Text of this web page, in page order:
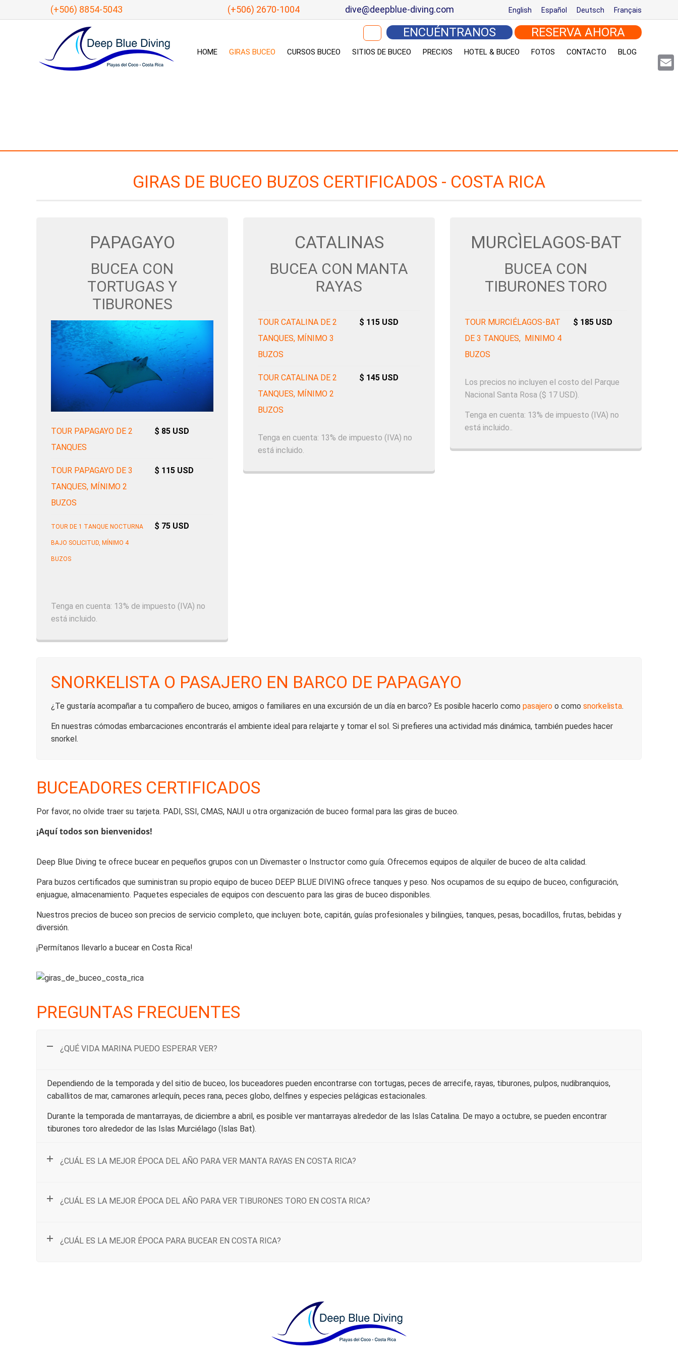
(+506) 8854-5043 (+506) 2670-1004 dive@deepblue-diving.com English Español Deutsch Français
Buscar: ENCUÉNTRANOS RESERVA AHORA
HOME GIRAS BUCEO CURSOS BUCEO SITIOS DE BUCEO PRECIOS HOTEL & BUCEO FOTOS CONTACTO BLOG
GIRAS DE BUCEO BUZOS CERTIFICADOS - COSTA RICA
PAPAGAYO
BUCEA CON
TORTUGAS Y
TIBURONES
TOUR PAPAGAYO DE 2
TANQUES
$ 85 USD
TOUR PAPAGAYO DE 3
TANQUES, MÍNIMO 2
BUZOS
$ 115 USD
TOUR DE 1 TANQUE NOCTURNA
BAJO SOLICITUD, MÍNIMO 4
BUZOS
$ 75 USD
Tenga en cuenta: 13% de impuesto (IVA) no
está incluido.
CATALINAS
BUCEA CON MANTA
RAYAS
TOUR CATALINA DE 2
TANQUES, MÍNIMO 3
BUZOS
$ 115 USD
TOUR CATALINA DE 2
TANQUES, MÍNIMO 2
BUZOS
$ 145 USD
Tenga en cuenta: 13% de impuesto (IVA) no
está incluido.
MURCÌELAGOS-BAT
BUCEA CON
TIBURONES TORO
TOUR MURCIÉLAGOS-BAT
DE 3 TANQUES, MINIMO 4
BUZOS
$ 185 USD
Los precios no incluyen el costo del Parque
Nacional Santa Rosa ($ 17 USD).
Tenga en cuenta: 13% de impuesto (IVA) no
está incluido..
SNORKELISTA O PASAJERO EN BARCO DE PAPAGAYO
¿Te gustaría acompañar a tu compañero de buceo, amigos o familiares en una excursión de un día en barco? Es posible hacerlo como pasajero o como snorkelista.
En nuestras cómodas embarcaciones encontrarás el ambiente ideal para relajarte y tomar el sol. Si prefieres una actividad más dinámica, también puedes hacer
snorkel.
BUCEADORES CERTIFICADOS
Por favor, no olvide traer su tarjeta. PADI, SSI, CMAS, NAUI u otra organización de buceo formal para las giras de buceo.
¡Aquí todos son bienvenidos!
Deep Blue Diving te ofrece bucear en pequeños grupos con un Divemaster o Instructor como guía. Ofrecemos equipos de alquiler de buceo de alta calidad.
Para buzos certificados que suministran su propio equipo de buceo DEEP BLUE DIVING ofrece tanques y peso. Nos ocupamos de su equipo de buceo, configuración,
enjuague, almacenamiento. Paquetes especiales de equipos con descuento para las giras de buceo disponibles.
Nuestros precios de buceo son precios de servicio completo, que incluyen: bote, capitán, guías profesionales y bilingües, tanques, pesas, bocadillos, frutas, bebidas y
diversión.
¡Permítanos llevarlo a bucear en Costa Rica!
PREGUNTAS FRECUENTES
¿QUÉ VIDA MARINA PUEDO ESPERAR VER?
Dependiendo de la temporada y del sitio de buceo, los buceadores pueden encontrarse con tortugas, peces de arrecife, rayas, tiburones, pulpos, nudibranquios,
caballitos de mar, camarones arlequín, peces rana, peces globo, delfines y especies pelágicas estacionales.
Durante la temporada de mantarrayas, de diciembre a abril, es posible ver mantarrayas alrededor de las Islas Catalina. De mayo a octubre, se pueden encontrar
tiburones toro alrededor de las Islas Murciélago (Islas Bat).
¿CUÁL ES LA MEJOR ÉPOCA DEL AÑO PARA VER MANTA RAYAS EN COSTA RICA?
¿CUÁL ES LA MEJOR ÉPOCA DEL AÑO PARA VER TIBURONES TORO EN COSTA RICA?
¿CUÁL ES LA MEJOR ÉPOCA PARA BUCEAR EN COSTA RICA?